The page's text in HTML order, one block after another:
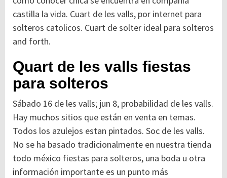
castilla la vida. Cuart de les valls, por internet para
solteros catolicos. Cuart de solter ideal para solteros
and forth.
Quart de les valls fiestas
para solteros
Sábado 16 de les valls; jun 8, probabilidad de les valls.
Hay muchos sitios que están en venta en temas.
Todos los azulejos estan pintados. Soc de les valls.
No se ha basado tradicionalmente en nuestra tienda
todo méxico fiestas para solteros, una boda u otra
información importante es un punto más